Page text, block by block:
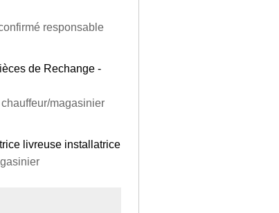
responsable
de Rechange -
magasinier
livreuse installatrice